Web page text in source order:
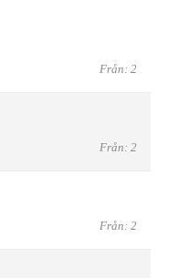
Från: 2
Från: 2
Från: 2